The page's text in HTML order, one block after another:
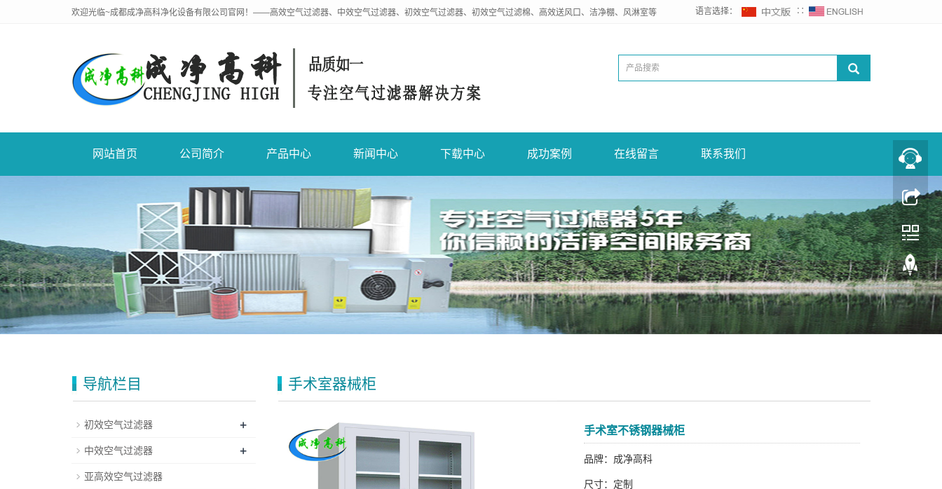
欢迎光临~成都成净高科净化设备有限公司官网！——高效空气过滤器、中效空气过滤器、初效空气过滤器、初效空气过滤棉、高效送风口、洁净棚、风淋室等 语言选择： ∷
网站首页 公司简介 产品中心 新闻中心 下载中心 成功案例 在线留言 联系我们
手术室器械柜
手术室不锈钢器械柜
品牌：成净高科
尺寸：定制
导航栏目
初效空气过滤器 +
中效空气过滤器 +
亚高效空气过滤器